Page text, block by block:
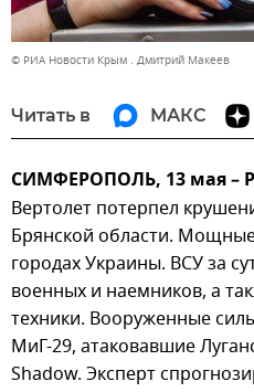
© РИА Новости Крым . Дмитрий Макеев
Читать в МАКС
СИМФЕРОПОЛЬ, 13 мая –
Вертолет потерпел
Брянской области.
городах Украины. ВСУ за
военных и наемников, а
техники. Вооруженные
МиГ-29, атаковавшие
Shadow. Эксперт